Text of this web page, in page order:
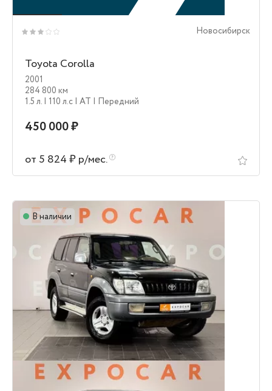
Новосибирск
Toyota Corolla
2001
284 800 км
1.5 л. | 110 л.c | AT | Передний
450 000 ₽
от 5 824 ₽ р/мес.
В наличии